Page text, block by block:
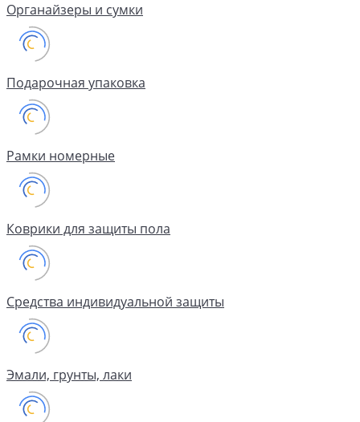
Органайзеры и сумки
Подарочная упаковка
Рамки номерные
Коврики для защиты пола
Средства индивидуальной защиты
Эмали, грунты, лаки